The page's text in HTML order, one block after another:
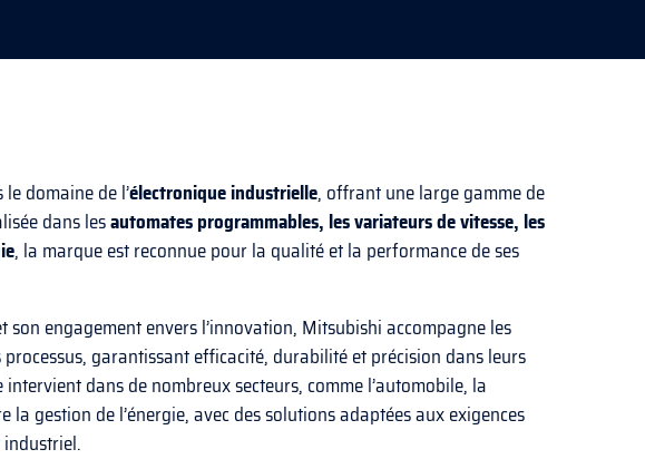
domaine de l’électronique industrielle, offrant une large gamme de
dans lesautomates programmables, les variateurs de vitesse, les
, la marque est reconnue pour la qualité et la performance de ses
son engagement envers l’innovation, Mitsubishi accompagne les
garantissant efficacité, durabilité et précision dans leurs
dans de nombreux secteurs, comme l’automobile, la
gestion de l’énergie, avec des solutions adaptées aux exigences